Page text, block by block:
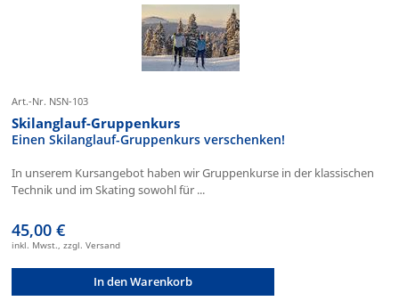
Art.-Nr. NSN-103
Skilanglauf-Gruppenkurs
Einen Skilanglauf-Gruppenkurs verschenken!
In unserem Kursangebot haben wir Gruppenkurse in der klassischen
Technik und im Skating sowohl für ...
45,00 €
inkl. Mwst., zzgl. Versand
In den Warenkorb